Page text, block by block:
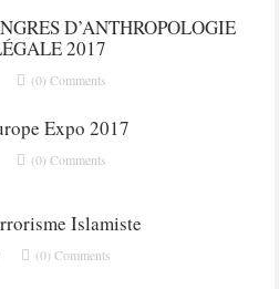
D’ANTHROPOLOGIE
2017
(0) Comments
Expo 2017
(0) Comments
Islamiste
(0) Comments